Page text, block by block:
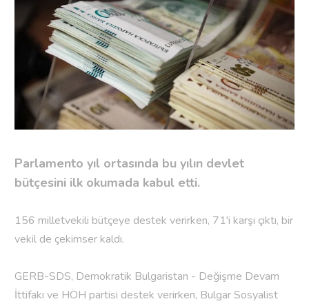
Parlamento yıl ortasında bu yılın devlet
bütçesini ilk okumada kabul etti.
156 milletvekili bütçeye destek verirken, 71'i karşı çıktı, bir
vekil de çekimser kaldı.
GERB-SDS, Demokratik Bulgaristan - Değişme Devam
İttifakı ve HÖH partisi destek verirken, Bulgar Sosyalist